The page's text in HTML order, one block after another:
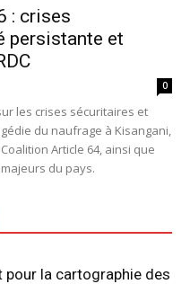
: crises
persistante et
0
les crises sécuritaires et
du naufrage à Kisangani,
Article 64, ainsi que
du pays.
pour la cartographie des